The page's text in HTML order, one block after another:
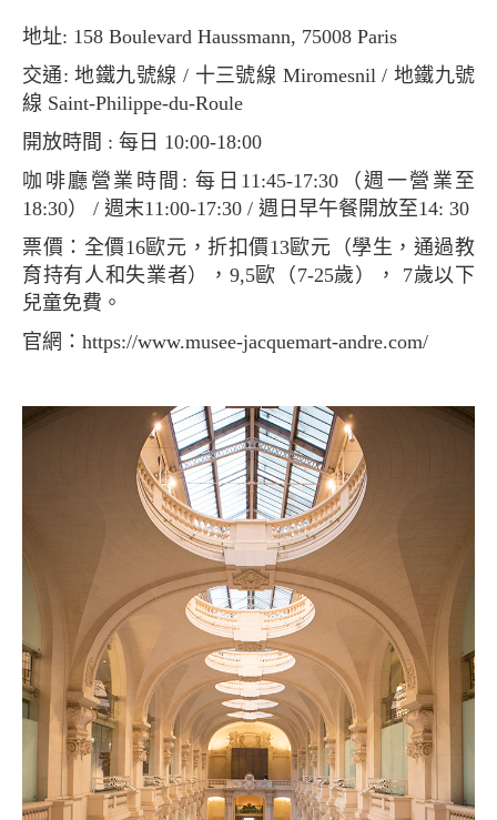
地址: 158 Boulevard Haussmann, 75008 Paris
交通: 地鐵九號線 / 十三號線 Miromesnil / 地鐵九號
線 Saint-Philippe-du-Roule
開放時間 : 每日 10:00-18:00
咖啡廳營業時間: 每日11:45-17:30（週一營業至
18:30） / 週末11:00-17:30 / 週日早午餐開放至14: 30
票價：全價16歐元，折扣價13歐元（學生，通過教
育持有人和失業者），9,5歐（7-25歲）， 7歲以下
兒童免費。
官網：https://www.musee-jacquemart-andre.com/